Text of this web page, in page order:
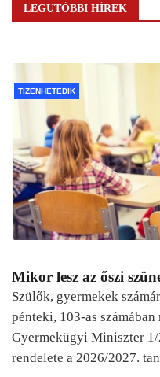
LEGUTÓBBI HÍREK
TIZENHETEDIK
Mikor lesz az őszi
Szülők, gyermekek
pénteki, 103-as
Gyermekügyi Miniszter
rendelete a 2026/2027.